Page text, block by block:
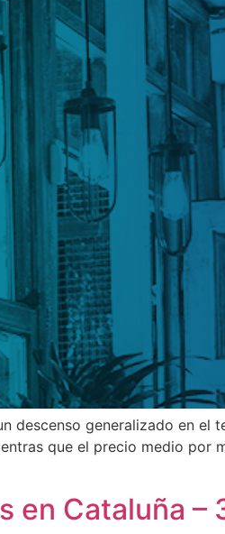
descenso generalizado en
que el precio medio por
en Cataluña –